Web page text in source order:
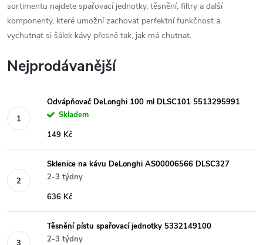
sortimentu najdete spařovací jednotky, těsnění, filtry a další
komponenty, které umožní zachovat perfektní funkčnost a
vychutnat si šálek kávy přesně tak, jak má chutnat.
Nejprodávanější
Odvápňovač DeLonghi 100 ml DLSC101 5513295991
Skladem
149 Kč
Sklenice na kávu DeLonghi AS00006566 DLSC327
2-3 týdny
636 Kč
Těsnění pístu spařovací jednotky 5332149100
2-3 týdny